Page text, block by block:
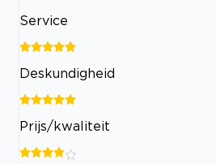
Service
Deskundigheid
Prijs/kwaliteit